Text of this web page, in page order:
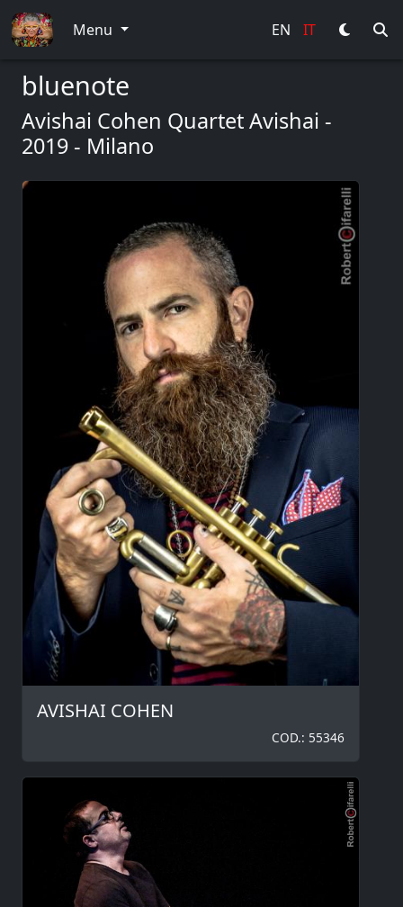
Menu EN IT
bluenote
Avishai Cohen Quartet Avishai -
2019 - Milano
AVISHAI COHEN
COD.: 55346